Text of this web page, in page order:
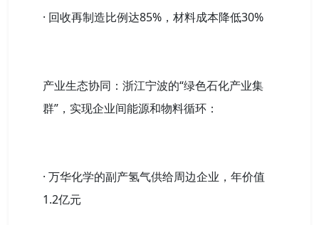
· 回收再制造比例达85%，材料成本降低30%
产业生态协同：浙江宁波的“绿色石化产业集
群”，实现企业间能源和物料循环：
· 万华化学的副产氢气供给周边企业，年价值
1.2亿元